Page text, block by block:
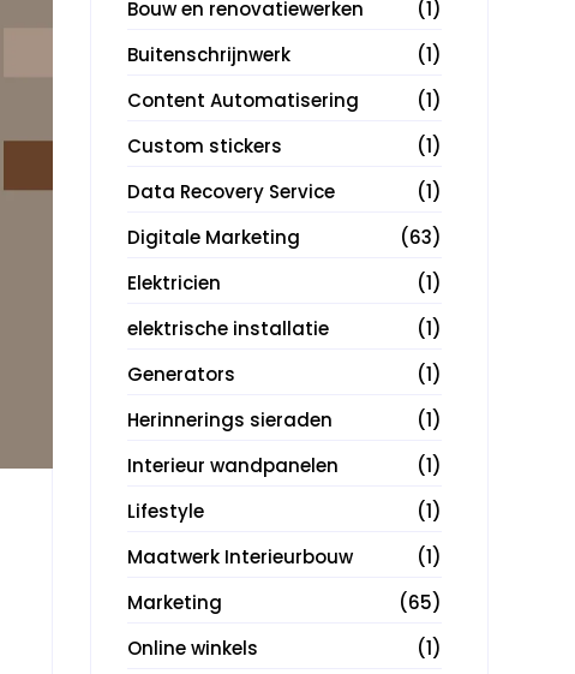
Bouw en renovatiewerken
(1)
Buitenschrijnwerk
(1)
Content Automatisering
(1)
Custom stickers
(1)
Data Recovery Service
(1)
Digitale Marketing
(63)
Elektricien
(1)
elektrische installatie
(1)
Generators
(1)
Herinnerings sieraden
(1)
Interieur wandpanelen
(1)
Lifestyle
(1)
Maatwerk Interieurbouw
(1)
Marketing
(65)
Online winkels
(1)